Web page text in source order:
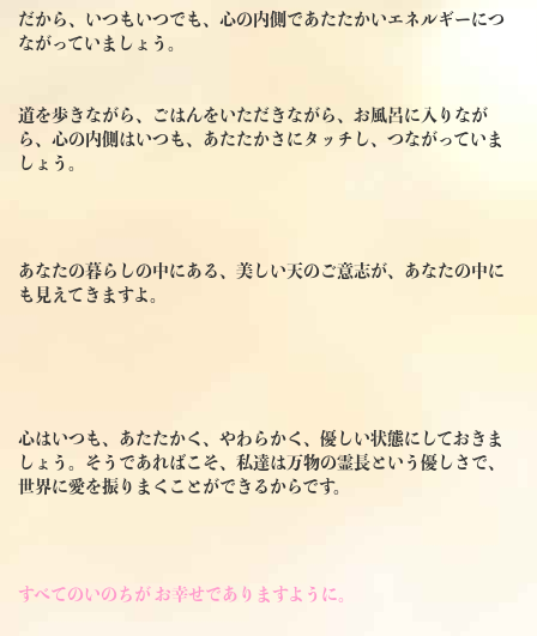
だから、いつもいつでも、心の内側であたたかいエネルギーにつ
ながっていましょう。
道を歩きながら、ごはんをいただきながら、お風呂に入りなが
ら、心の内側はいつも、あたたかさにタッチし、つながっていま
しょう。
あなたの暮らしの中にある、美しい天のご意志が、あなたの中に
も見えてきますよ。
心はいつも、あたたかく、やわらかく、優しい状態にしておきま
しょう。そうであればこそ、私達は万物の霊長という優しさで、
世界に愛を振りまくことができるからです。
すべてのいのちが お幸せでありますように。